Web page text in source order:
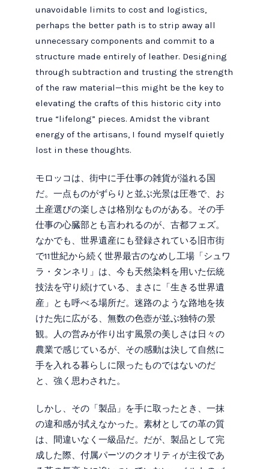
unavoidable limits to cost and logistics,
perhaps the better path is to strip away all
unnecessary components and commit to a
structure made entirely of leather. Designing
through subtraction and trusting the strength
of the raw material—this might be the key to
elevating the crafts of this historic city into
true “lifelong” pieces. Amidst the vibrant
energy of the artisans, I found myself quietly
lost in these thoughts.
モロッコは、街中に手仕事の雑貨が溢れる国
だ。一点ものがずらりと並ぶ光景は圧巻で、お
土産選びの楽しさは格別なものがある。その手
仕事の心臓部とも言われるのが、古都フェズ。
なかでも、世界遺産にも登録されている旧市街
で11世紀から続く世界最古のなめし工場「シュワ
ラ・タンネリ」は、今も天然染料を用いた伝統
技法を守り続けている、まさに「生きる世界遺
産」とも呼べる場所だ。迷路のような路地を抜
けた先に広がる、無数の色壺が並ぶ独特の景
観。人の営みが作り出す風景の美しさは日々の
農業で感じているが、その感動は決して自然に
手を入れる暮らしに限ったものではないのだ
と、強く思わされた。
しかし、その「製品」を手に取ったとき、一抹
の違和感が拭えなかった。素材としての革の質
は、間違いなく一級品だ。だが、製品として完
成した際、付属パーツのクオリティが主役であ